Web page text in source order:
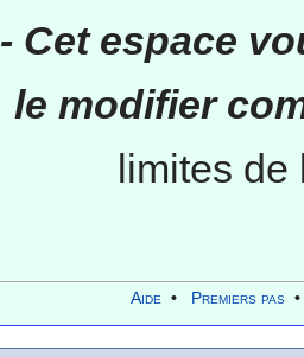
- Cet espace
le modifier
limites
Aide • Premiers pas •